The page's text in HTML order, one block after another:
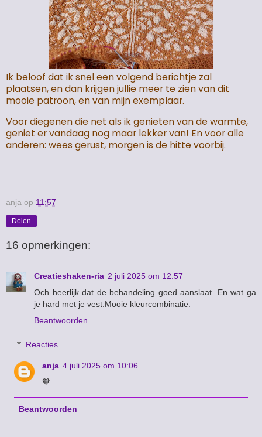
Ik beloof dat ik snel een volgend berichtje zal
plaatsen, en dan krijgen jullie meer te zien van dit
mooie patroon, en van mijn exemplaar.
Voor diegenen die net als ik genieten van de warmte,
geniet er vandaag nog maar lekker van! En voor alle
anderen: wees gerust, morgen is de hitte voorbij.
anja op 11:57
Delen
16 opmerkingen:
Creatieshaken-ria 2 juli 2025 om 12:57
Och heerlijk dat de behandeling goed aanslaat. En wat ga
je hard met je vest.Mooie kleurcombinatie.
Beantwoorden
Reacties
anja 4 juli 2025 om 10:06
🧡
Beantwoorden